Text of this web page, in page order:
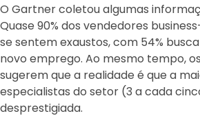
O Gartner coletou algumas
Quase 90% dos vendedores
se sentem exaustos, com 54%
novo emprego. Ao mesmo tempo,
sugerem que a realidade é que a
especialistas do setor (3 a cada
desprestigiada.